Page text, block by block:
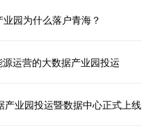
园为什么落户青海？
运营的大数据产业园投运
业园投运暨数据中心正式上线